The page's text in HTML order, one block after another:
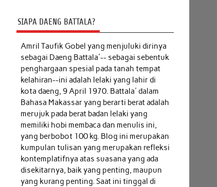
SIAPA DAENG BATTALA?
Amril Taufik Gobel yang menjuluki dirinya
sebagai Daeng Battala'-- sebagai sebentuk
penghargaan spesial pada tanah tempat
kelahiran--ini adalah lelaki yang lahir di
kota daeng, 9 April 1970. Battala' dalam
Bahasa Makassar yang berarti berat adalah
merujuk pada berat badan lelaki yang
memiliki hobi membaca dan menulis ini,
yang berbobot 100 kg. Blog ini merupakan
kumpulan tulisan yang merupakan refleksi
kontemplatifnya atas suasana yang ada
disekitarnya, baik yang penting, maupun
yang kurang penting. Saat ini tinggal di